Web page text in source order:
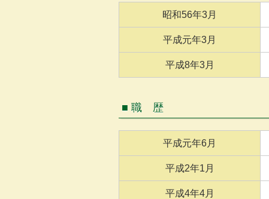
昭和56年3月
平成元年3月
平成8年3月
■ 職 歴
平成元年6月
平成2年1月
平成4年4月